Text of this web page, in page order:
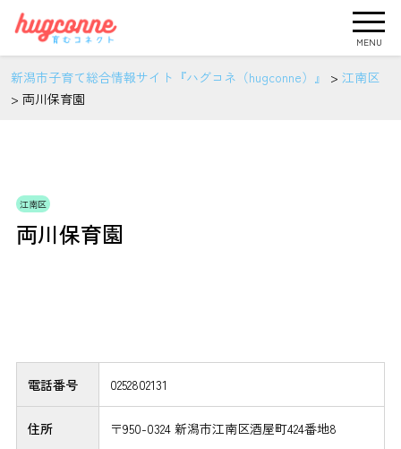
MENU
新潟市子育て総合情報サイト『ハグコネ（hugconne）』 > 江南区
> 両川保育園
江南区
両川保育園
電話番号 0252802131
住所 〒950-0324 新潟市江南区酒屋町424番地8